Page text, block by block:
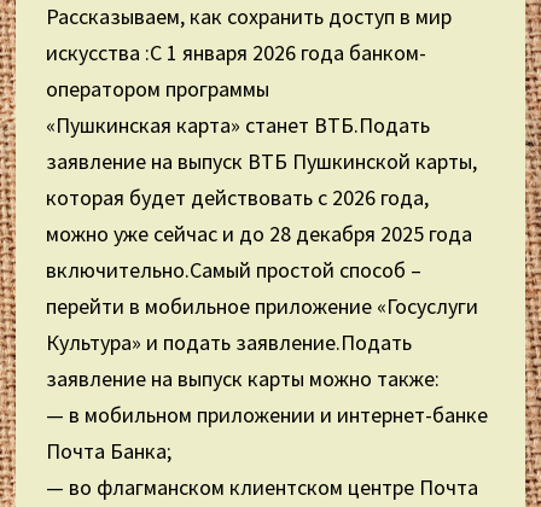
Рассказываем, как сохранить доступ в мир
искусства :С 1 января 2026 года банком-
оператором программы
«Пушкинская карта» станет ВТБ.Подать
заявление на выпуск ВТБ Пушкинской карты,
которая будет действовать с 2026 года,
можно уже сейчас и до 28 декабря 2025 года
включительно.Самый простой способ –
перейти в мобильное приложение «Госуслуги
Культура» и подать заявление.Подать
заявление на выпуск карты можно также:
— в мобильном приложении и интернет-банке
Почта Банка;
— во флагманском клиентском центре Почта